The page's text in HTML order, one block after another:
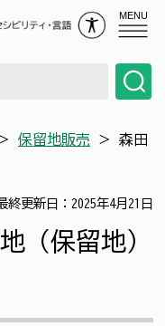
MENU
保留地販売 ＞ 森田
終更新日：2025年4月21日
（保留地）